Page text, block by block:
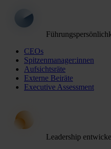
CEOs
Spitzenmanager:innen
Aufsichtsräte
Externe Beiräte
Executive Assessment
Leadership